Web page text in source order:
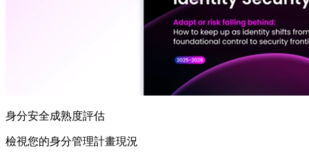
身分安全成熟度評估
檢視您的身分管理計畫現況